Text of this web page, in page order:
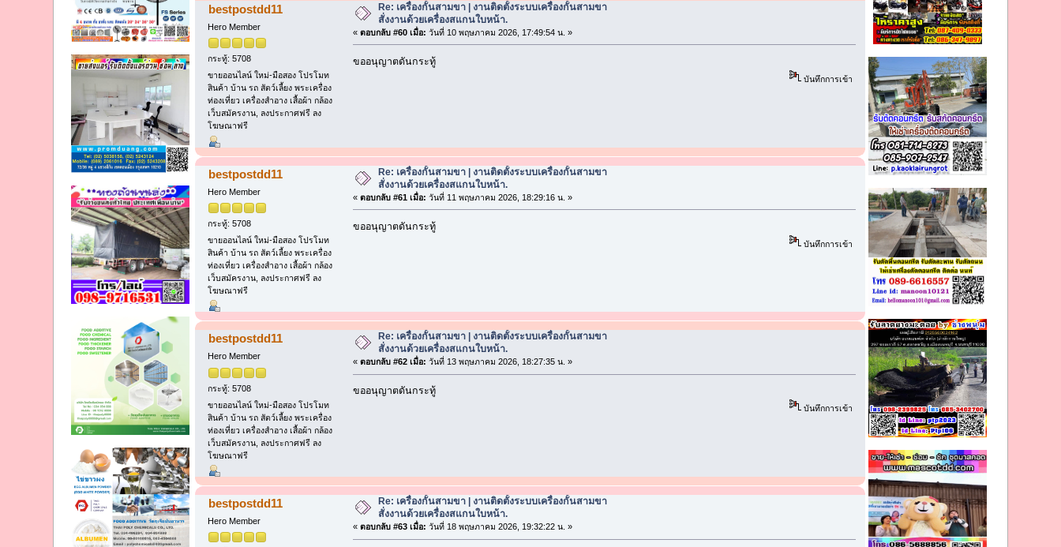
bestpostdd11
Hero Member
กระทู้: 5708
ขายออนไลน์ ใหม่-มือสอง โปรโมท
สินค้า บ้าน รถ สัตว์เลี้ยง พระเครื่อง
ท่องเที่ยว เครื่องสำอาง เสื้อผ้า กล้อง
เว็บสมัครงาน, ลงประกาศฟรี ลง
โฆษณาฟรี
Re: เครื่องกั้นสามขา | งานติดตั้งระบบเครื่องกั้นสามขา
สั่งงานด้วยเครื่องสแกนใบหน้า.
« ตอบกลับ #60 เมื่อ: วันที่ 10 พฤษภาคม 2026, 17:49:54 น. »
ขออนุญาตดันกระทู้
บันทึกการเข้า
bestpostdd11
Hero Member
กระทู้: 5708
ขายออนไลน์ ใหม่-มือสอง โปรโมท
สินค้า บ้าน รถ สัตว์เลี้ยง พระเครื่อง
ท่องเที่ยว เครื่องสำอาง เสื้อผ้า กล้อง
เว็บสมัครงาน, ลงประกาศฟรี ลง
โฆษณาฟรี
Re: เครื่องกั้นสามขา | งานติดตั้งระบบเครื่องกั้นสามขา
สั่งงานด้วยเครื่องสแกนใบหน้า.
« ตอบกลับ #61 เมื่อ: วันที่ 11 พฤษภาคม 2026, 18:29:16 น. »
ขออนุญาตดันกระทู้
บันทึกการเข้า
bestpostdd11
Hero Member
กระทู้: 5708
ขายออนไลน์ ใหม่-มือสอง โปรโมท
สินค้า บ้าน รถ สัตว์เลี้ยง พระเครื่อง
ท่องเที่ยว เครื่องสำอาง เสื้อผ้า กล้อง
เว็บสมัครงาน, ลงประกาศฟรี ลง
โฆษณาฟรี
Re: เครื่องกั้นสามขา | งานติดตั้งระบบเครื่องกั้นสามขา
สั่งงานด้วยเครื่องสแกนใบหน้า.
« ตอบกลับ #62 เมื่อ: วันที่ 13 พฤษภาคม 2026, 18:27:35 น. »
ขออนุญาตดันกระทู้
บันทึกการเข้า
bestpostdd11
Hero Member
Re: เครื่องกั้นสามขา | งานติดตั้งระบบเครื่องกั้นสามขา
สั่งงานด้วยเครื่องสแกนใบหน้า.
« ตอบกลับ #63 เมื่อ: วันที่ 18 พฤษภาคม 2026, 19:32:22 น. »